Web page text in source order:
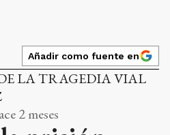
Añadir como fuente en
LA TRAGEDIA VIAL
2 meses